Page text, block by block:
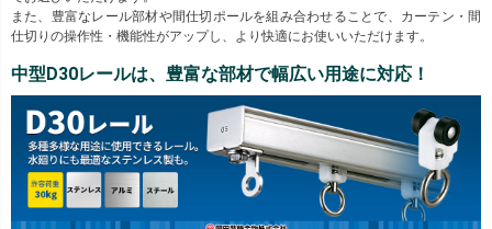
また、豊富なレール部材や間仕切ポールを組み合わせることで、カーテン・間
仕切りの操作性・機能性がアップし、より快適にお使いいただけます。
中型D30レールは、豊富な部材で幅広い用途に対応！